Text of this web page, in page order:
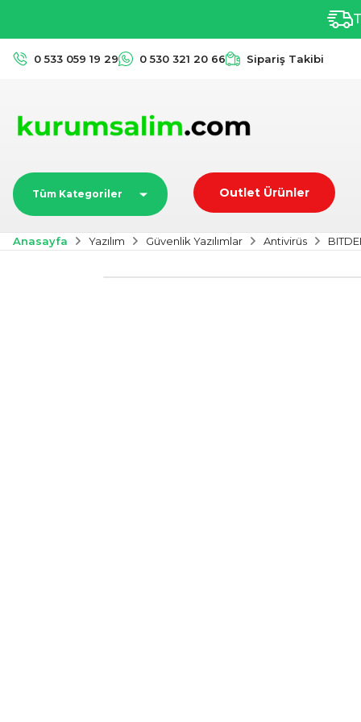
0 533 059 19 29 0 530 321 20 66 Sipariş Takibi
Tüm Kategoriler Outlet Ürünler
Anasayfa Yazılım Güvenlik Yazılımlar Antivirüs